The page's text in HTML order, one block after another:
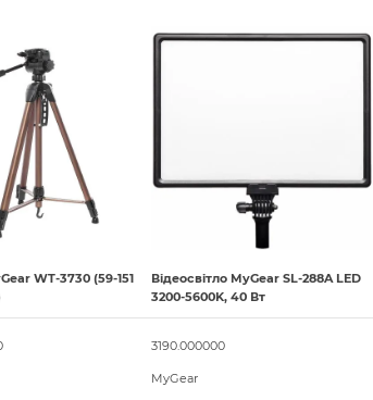
WT-3730 (59-151
Відеосвітло MyGear SL-288A LED
3200-5600K, 40 Вт
3190.000000
MyGear